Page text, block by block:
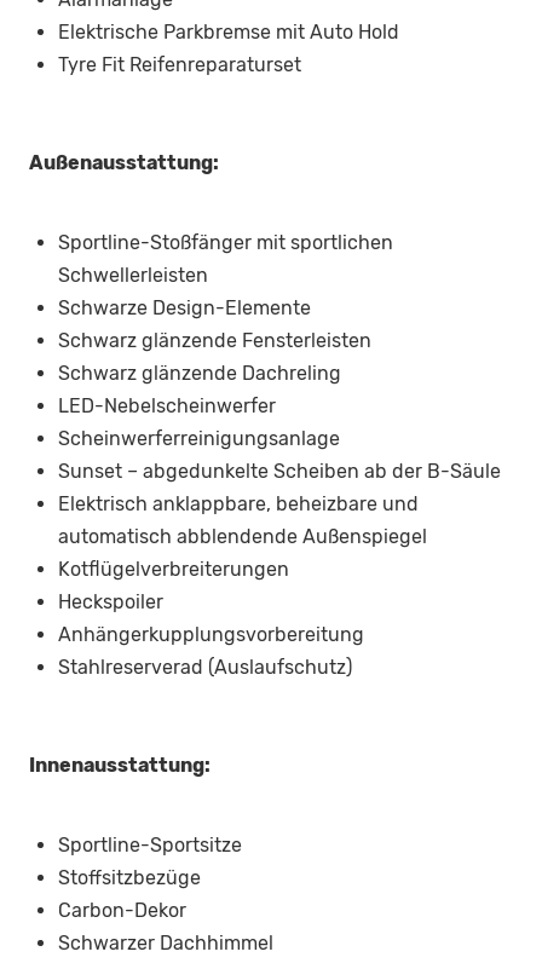
Elektrische Parkbremse mit Auto Hold
Tyre Fit Reifenreparaturset
Außenausstattung:
Sportline-Stoßfänger mit sportlichen
Schwellerleisten
Schwarze Design-Elemente
Schwarz glänzende Fensterleisten
Schwarz glänzende Dachreling
LED-Nebelscheinwerfer
Scheinwerferreinigungsanlage
Sunset – abgedunkelte Scheiben ab der B-Säule
Elektrisch anklappbare, beheizbare und
automatisch abblendende Außenspiegel
Kotflügelverbreiterungen
Heckspoiler
Anhängerkupplungsvorbereitung
Stahlreserverad (Auslaufschutz)
Innenausstattung:
Sportline-Sportsitze
Stoffsitzbezüge
Carbon-Dekor
Schwarzer Dachhimmel